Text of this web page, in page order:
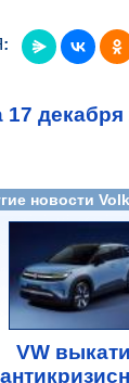
декабря
новости
VW